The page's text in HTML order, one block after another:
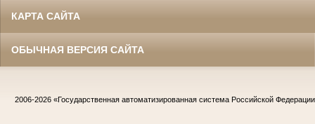
КАРТА САЙТА
ОБЫЧНАЯ ВЕРСИЯ САЙТА
2006-2026 «Государственная автоматизированная система Российской